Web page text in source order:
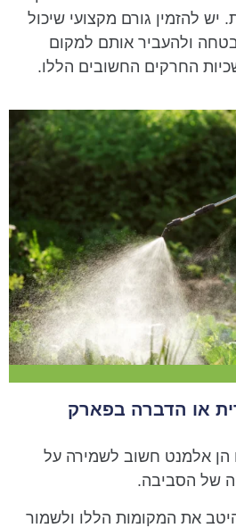
יש להזמין גורם מקצועי שיכול
ולהעביר אותם למקום
החרקים החשובים הללו.
או הדברה בפארק
הן אלמנט חשוב לשמירה על
של הסביבה.
את המקומות הללו ולשמור